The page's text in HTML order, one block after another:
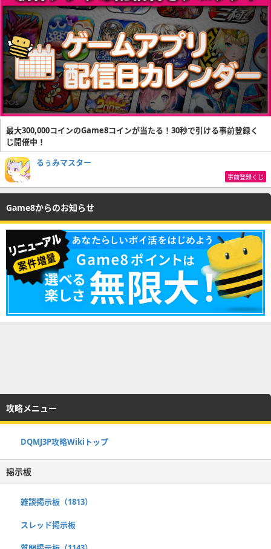
最大300,000コインのGame8コインが当たる！30秒で引ける事前登録く
じ開催中！
るぅみマスター
事前登録くじ
Game8からのお知らせ
攻略メニュー
DQMJ3P攻略Wikiトップ
掲示板
雑談掲示板（1813）
スレッド掲示板